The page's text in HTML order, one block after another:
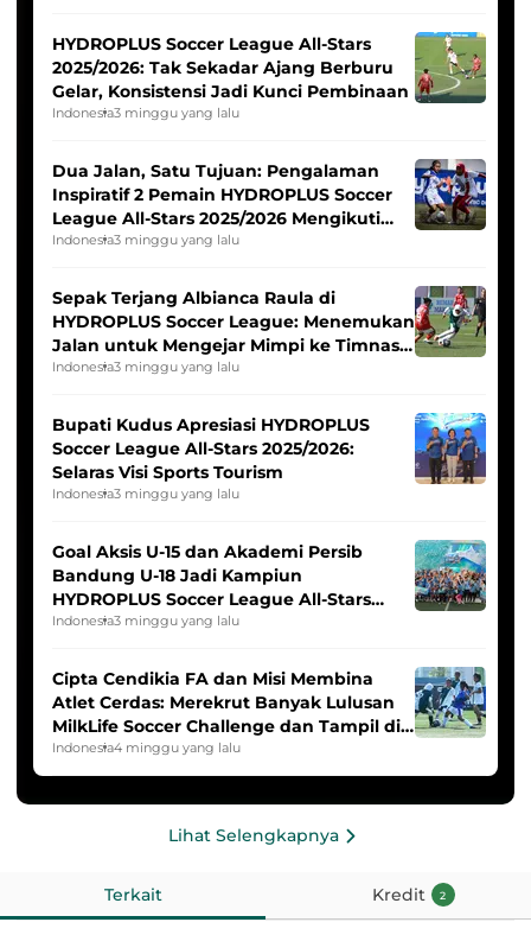
HYDROPLUS Soccer League All-Stars
2025/2026: Tak Sekadar Ajang Berburu
Gelar, Konsistensi Jadi Kunci Pembinaan
Indonesia3 minggu yang lalu
Dua Jalan, Satu Tujuan: Pengalaman
Inspiratif 2 Pemain HYDROPLUS Soccer
League All-Stars 2025/2026 Mengikuti
Seleksi Timnas Indonesia Putri
Indonesia3 minggu yang lalu
Sepak Terjang Albianca Raula di
HYDROPLUS Soccer League: Menemukan
Jalan untuk Mengejar Mimpi ke Timnas
Indonesia Putri
Indonesia3 minggu yang lalu
Bupati Kudus Apresiasi HYDROPLUS
Soccer League All-Stars 2025/2026:
Selaras Visi Sports Tourism
Indonesia3 minggu yang lalu
Goal Aksis U-15 dan Akademi Persib
Bandung U-18 Jadi Kampiun
HYDROPLUS Soccer League All-Stars
2025/2026
Indonesia3 minggu yang lalu
Cipta Cendikia FA dan Misi Membina
Atlet Cerdas: Merekrut Banyak Lulusan
MilkLife Soccer Challenge dan Tampil di
HYDROPLUS Soccer League
Indonesia4 minggu yang lalu
Lihat Selengkapnya
Terkait Kredit 2